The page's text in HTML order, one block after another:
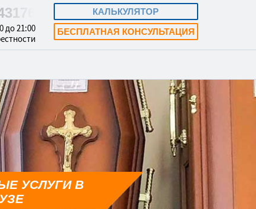
КАЛЬКУЛЯТОР
БЕСПЛАТНАЯ КОНСУЛЬТАЦИЯ
до 21:00
УСЛУГИ В